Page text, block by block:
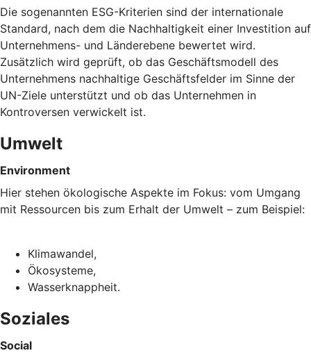
Die sogenannten ESG-Kriterien sind der internationale
Standard, nach dem die Nachhaltigkeit einer Investition auf
Unternehmens- und Länderebene bewertet wird.
Zusätzlich wird geprüft, ob das Geschäftsmodell des
Unternehmens nachhaltige Geschäftsfelder im Sinne der
UN-Ziele unterstützt und ob das Unternehmen in
Kontroversen verwickelt ist.
Umwelt
Environment
Hier stehen ökologische Aspekte im Fokus: vom Umgang
mit Ressourcen bis zum Erhalt der Umwelt – zum Beispiel:
Klimawandel,
Ökosysteme,
Wasserknappheit.
Soziales
Social